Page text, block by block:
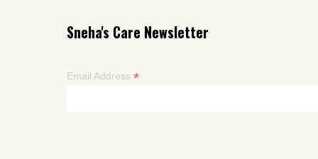
Sneha's Care Newsletter
Email Address *